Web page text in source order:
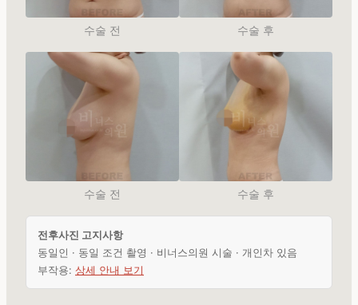
수술 전 수술 후
수술 전 수술 후
전후사진 고지사항
동일인 · 동일 조건 촬영 · 비너스의원 시술 · 개인차 있음
부작용: 상세 안내 보기